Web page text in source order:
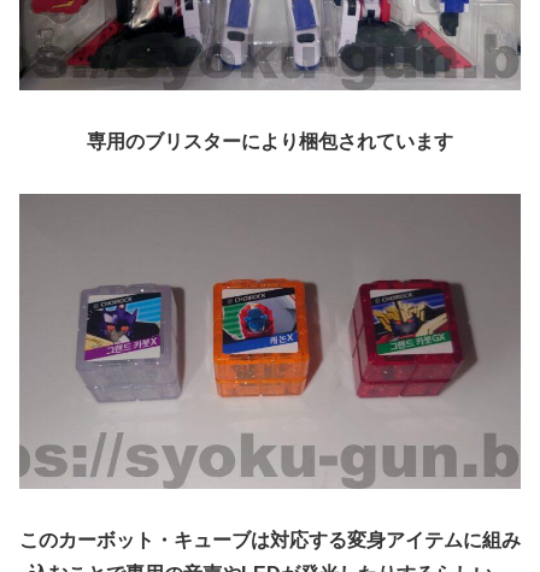
専用のブリスターにより梱包されています
このカーボット・キューブは対応する変身アイテムに組み